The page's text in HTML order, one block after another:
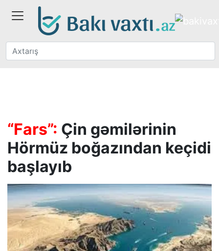
“Fars”: Çin gəmilərinin
Hörmüz boğazından keçidi
başlayıb